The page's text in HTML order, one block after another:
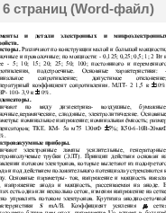
6 страниц (Word-файл)